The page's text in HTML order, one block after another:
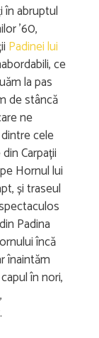
în abruptul
’60,
Padinei lui
ce
la pas
de stâncă
ne
cele
Carpații
Hornul lui
și traseul
Padina
încă
înaintăm
în nori,